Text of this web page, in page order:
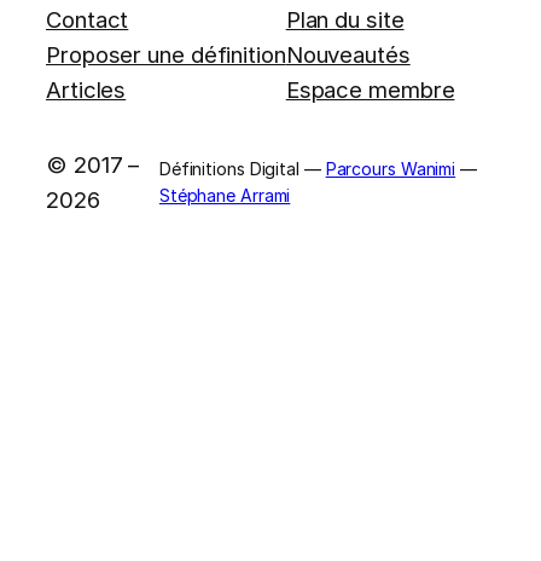
Contact
Proposer une définition
Articles
Plan du site
Nouveautés
Espace membre
© 2017 –
2026
Définitions Digital — Parcours Wanimi —
Stéphane Arrami